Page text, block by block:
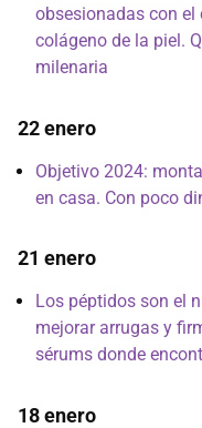
obsesionadas con el
colágeno de la piel.
milenaria
22 enero
Objetivo 2024:
en casa. Con poco
21 enero
Los péptidos son el
mejorar arrugas y
sérums donde
18 enero